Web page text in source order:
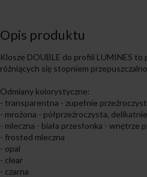
Opis produktu
Klosze DOUBLE do profili LUMINES
różniących się stopniem
Odmiany kolorystyczne:
- transparentna - zupełnie
- mrożona - półprzeźroczysta,
- mleczna - biała przesłonka -
- frosted mleczna
- opal
- clear
- czarna